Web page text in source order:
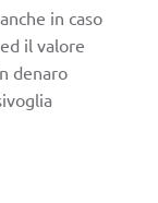
in caso
il valore
denaro